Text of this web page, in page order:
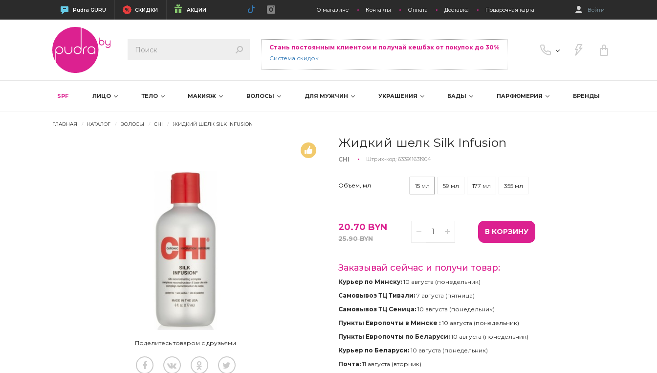
Pudra GURU СКИДКИ АКЦИИ О магазине Контакты Оплата Доставка Подарочная карта Войти
Стань постоянным клиентом и получай кешбэк от покупок до 30%
Система скидок
SPF ЛИЦО ТЕЛО МАКИЯЖ ВОЛОСЫ ДЛЯ МУЖЧИН УКРАШЕНИЯ БАДЫ ПАРФЮМЕРИЯ БРЕНДЫ
ГЛАВНАЯ КАТАЛОГ ВОЛОСЫ CHI ЖИДКИЙ ШЕЛК SILK INFUSION
Поделитесь товаром с друзьями
Жидкий шелк Silk Infusion
CHI Штрих-код: 633911631904
Объем, мл 15 мл 59 мл 177 мл 355 мл
20.70 BYN
25.90BYN
В КОРЗИНУ
Заказывай сейчас и получи товар:
Курьер по Минску: 10 августа (понедельник)
Самовывоз ТЦ Тивали: 7 августа (пятница)
Самовывоз ТЦ Сеница: 10 августа (понедельник)
Пункты Европочты в Минске : 10 августа (понедельник)
Пункты Европочты по Беларуси: 10 августа (понедельник)
Курьер по Беларуси: 10 августа (понедельник)
Почта: 11 августа (вторник)